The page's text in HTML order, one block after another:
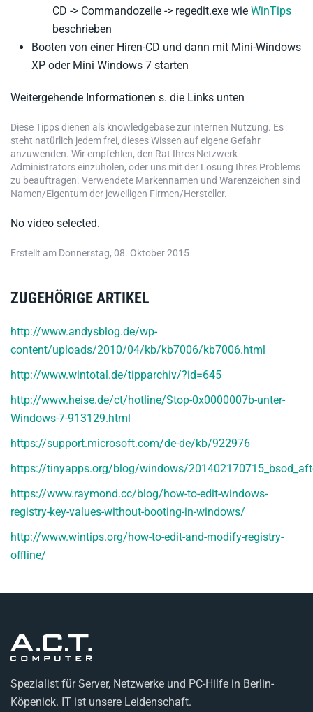
CD -> Commandozeile -> regedit.exe wie WinTips
beschrieben
Booten von einer Hiren-CD und dann mit Mini-Windows
XP oder Mini Windows 7 starten
Weitergehende Informationen s. die Links unten
Diese Tipps dienen als knowledgebase zur internen Nutzung. Es
steht natürlich jedem frei, dieses Wissen auf eigene Gefahr
anzuwenden. Wir empfehlen, den Rat Ihres Netzwerk-
Administrators einzuholen, oder uns mit der Lösung Ihres Problems
zu beauftragen. Verwendete Markennamen und Warenzeichen sind
Namen/Eigentum der jeweiligen Firmen/Hersteller.
No video selected.
Erstellt am Donnerstag, 08. Oktober 2015
ZUGEHÖRIGE ARTIKEL
http://www.andysblog.de/wp-
content/uploads/2010/04/kb/kb7006/kb7006.html
http://www.wintotal.de/tipparchiv/?id=645
http://www.heise.de/ct/hotline/Stop-0x0000007b-unter-
Windows-7-913129.html
https://support.microsoft.com/de-de/kb/922976
https://tinyapps.org/blog/windows/
https://www.raymond.cc/blog/how-to-edit-windows-
registry-key-values-without-booting-in-windows/
http://www.wintips.org/how-to-edit-and-modify-registry-
offline/
Spezialist für Server, Netzwerke und PC-Hilfe in Berlin-
Köpenick. IT ist unsere Leidenschaft.